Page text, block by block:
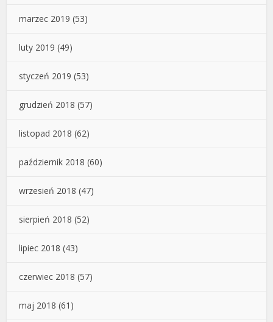
marzec 2019 (53)
luty 2019 (49)
styczeń 2019 (53)
grudzień 2018 (57)
listopad 2018 (62)
październik 2018 (60)
wrzesień 2018 (47)
sierpień 2018 (52)
lipiec 2018 (43)
czerwiec 2018 (57)
maj 2018 (61)